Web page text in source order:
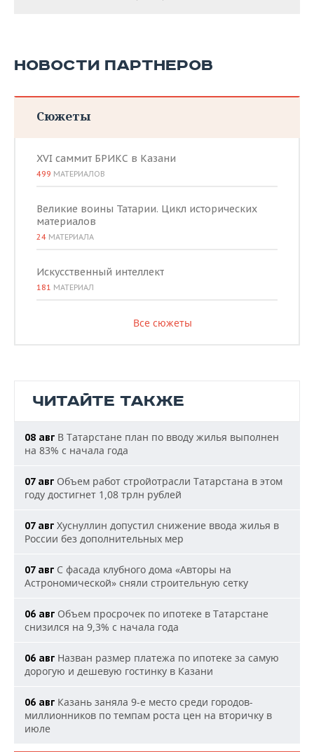
НОВОСТИ ПАРТНЕРОВ
Сюжеты
XVI саммит БРИКС в Казани
499 МАТЕРИАЛОВ
Великие воины Татарии. Цикл исторических
материалов
24 МАТЕРИАЛА
Искусственный интеллект
181 МАТЕРИАЛ
Все сюжеты
ЧИТАЙТЕ ТАКЖЕ
08 авг В Татарстане план по вводу жилья выполнен
на 83% с начала года
07 авг Объем работ стройотрасли Татарстана в этом
году достигнет 1,08 трлн рублей
07 авг Хуснуллин допустил снижение ввода жилья в
России без дополнительных мер
07 авг С фасада клубного дома «Авторы на
Астрономической» сняли строительную сетку
06 авг Объем просрочек по ипотеке в Татарстане
снизился на 9,3% с начала года
06 авг Назван размер платежа по ипотеке за самую
дорогую и дешевую гостинку в Казани
06 авг Казань заняла 9-е место среди городов-
миллионников по темпам роста цен на вторичку в
июле